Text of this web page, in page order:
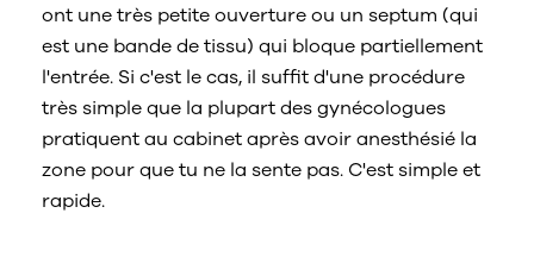
ont une très petite ouverture ou un septum (qui
est une bande de tissu) qui bloque partiellement
l'entrée. Si c'est le cas, il suffit d'une procédure
très simple que la plupart des gynécologues
pratiquent au cabinet après avoir anesthésié la
zone pour que tu ne la sente pas. C'est simple et
rapide.